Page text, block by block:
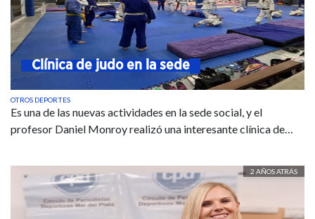
Clínica de judo en la sede
OTROS DEPORTES
Es una de las nuevas actividades en la sede social, y el
profesor Daniel Monroy realizó una interesante clínica de…
2 AÑOS ATRÁS